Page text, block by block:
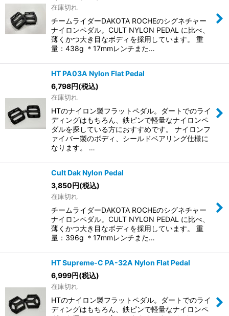
在庫切れ
チームライダーDAKOTA ROCHEのシグネチャー
ナイロンペダル。CULT NYLON PEDAL に比べ、
薄くかつ大き目なボディを採用しています。 重
量：438g ＊17mmレンチまた…
HT PA03A Nylon Flat Pedal
6,798円(税込)
在庫切れ
HTのナイロン製フラットペダル。ダートでのライ
ディングはもちろん、鉄ピンで軽量なナイロンペ
ダルを探している方におすすめです。 ナイロンフ
ァイバー製のボディ、シールドベアリング仕様に
なります。 …
Cult Dak Nylon Pedal
3,850円(税込)
在庫切れ
チームライダーDAKOTA ROCHEのシグネチャー
ナイロンペダル。CULT NYLON PEDAL に比べ、
薄くかつ大き目なボディを採用しています。 重
量：396g ＊17mmレンチまた…
HT Supreme-C PA-32A Nylon Flat Pedal
6,999円(税込)
在庫切れ
HTのナイロン製フラットペダル。ダートでのライ
ディングはもちろん、鉄ピンで軽量なナイロンペ